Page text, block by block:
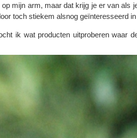
mijn arm, maar dat krijg je er van als
toch stiekem alsnog geïnteresseerd in
ik wat producten uitproberen waar